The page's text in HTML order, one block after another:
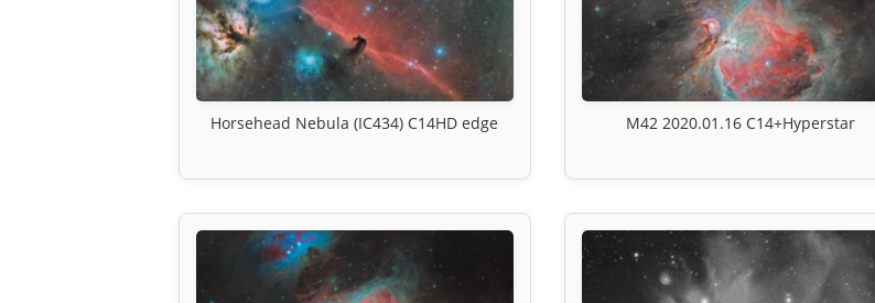
Horsehead Nebula (IC434) C14HD edge M42 2020.01.16 C14+Hyperstar